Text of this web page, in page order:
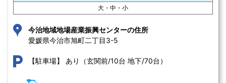
大・中・小
今治地域地場産業振興センターの住所
愛媛県今治市旭町二丁目3-5
【駐車場】 あり（玄関前/10台 地下/70台）